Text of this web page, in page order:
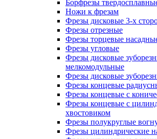
Борфрезы
Ножи к фрезам
Фрезы дисковые 3-х
Фрезы отрезные
Фрезы торцевые
Фрезы угловые
Фрезы дисковые
мелкомодульные
Фрезы дисковые
Фрезы концевые
Фрезы концевые с
Фрезы концевые с
хвостовиком
Фрезы полукруглые
Фрезы цилиндрические